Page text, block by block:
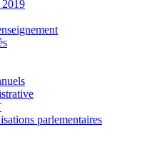
2019
parlementaires